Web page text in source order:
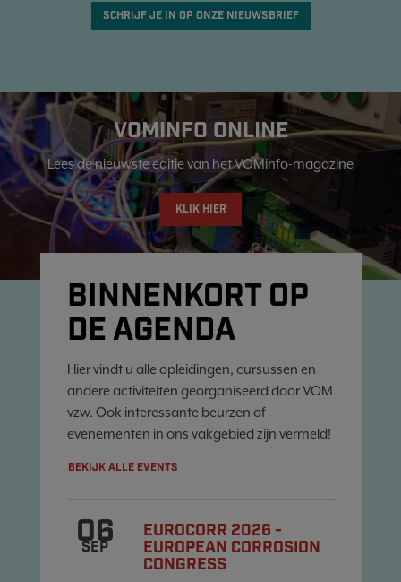
SCHRIJF JE IN OP ONZE NIEUWSBRIEF
VOMINFO ONLINE
Lees de nieuwste editie van het VOMinfo-magazine
KLIK HIER
BINNENKORT OP
DE AGENDA
Hier vindt u alle opleidingen, cursussen en
andere activiteiten georganiseerd door VOM
vzw. Ook interessante beurzen of
evenementen in ons vakgebied zijn vermeld!
BEKIJK ALLE EVENTS
06
SEP
EUROCORR 2026 -
EUROPEAN CORROSION
CONGRESS